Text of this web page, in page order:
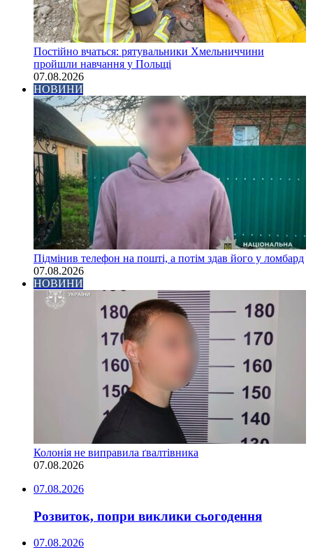
Постійно вчаться: рятувальники Хмельниччини
пройшли навчання у Польщі
07.08.2026
НОВИНИ
Підмінив телефон на пошті, а потім здав його у ломбард
07.08.2026
НОВИНИ
Колонія не виправила ґвалтівника
07.08.2026
07.08.2026
Розвиток, попри виклики сьогодення
07.08.2026